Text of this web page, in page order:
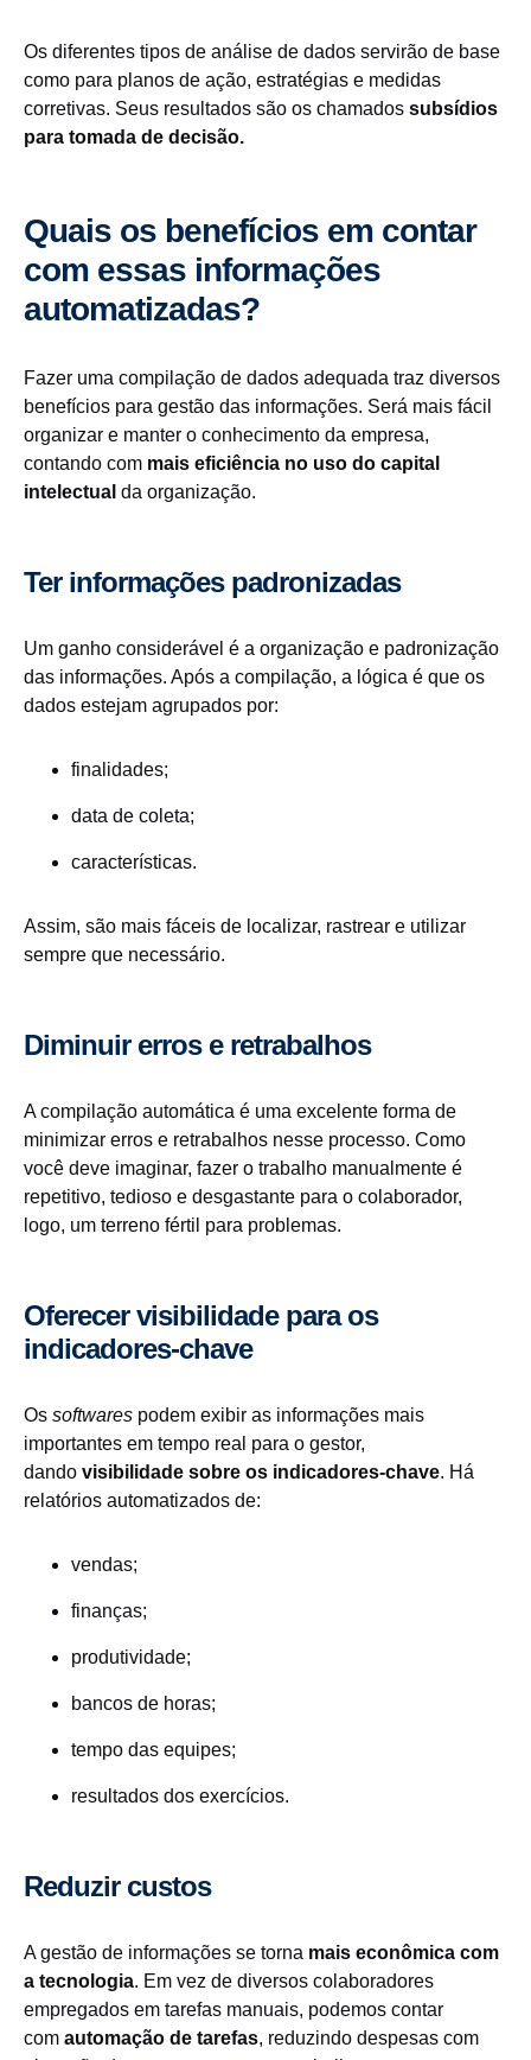
Os diferentes tipos de análise de dados servirão de base
como para planos de ação, estratégias e medidas
corretivas. Seus resultados são os chamados subsídios
para tomada de decisão.
Quais os benefícios em contar
com essas informações
automatizadas?
Fazer uma compilação de dados adequada traz diversos
benefícios para gestão das informações. Será mais fácil
organizar e manter o conhecimento da empresa,
contando com mais eficiência no uso do capital
intelectual da organização.
Ter informações padronizadas
Um ganho considerável é a organização e padronização
das informações. Após a compilação, a lógica é que os
dados estejam agrupados por:
finalidades;
data de coleta;
características.
Assim, são mais fáceis de localizar, rastrear e utilizar
sempre que necessário.
Diminuir erros e retrabalhos
A compilação automática é uma excelente forma de
minimizar erros e retrabalhos nesse processo. Como
você deve imaginar, fazer o trabalho manualmente é
repetitivo, tedioso e desgastante para o colaborador,
logo, um terreno fértil para problemas.
Oferecer visibilidade para os
indicadores-chave
Os softwares podem exibir as informações mais
importantes em tempo real para o gestor,
dando visibilidade sobre os indicadores-chave. Há
relatórios automatizados de:
vendas;
finanças;
produtividade;
bancos de horas;
tempo das equipes;
resultados dos exercícios.
Reduzir custos
A gestão de informações se torna mais econômica com
a tecnologia. Em vez de diversos colaboradores
empregados em tarefas manuais, podemos contar
com automação de tarefas, reduzindo despesas com